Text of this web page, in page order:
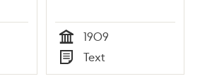
Tid
1909
Typ
Text